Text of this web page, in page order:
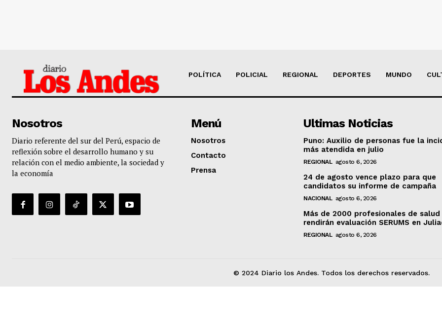
POLÍTICA POLICIAL REGIONAL DEPORTES MUNDO
Nosotros
Diario referente del sur del Perú, espacio de
reflexión sobre el desarrollo humano y su
relación con el medio ambiente, la sociedad y
la economía
Menú
Nosotros
Contacto
Prensa
Ultimas Noticias
Puno: Auxilio de personas fue la
más atendida en julio
REGIONAL agosto 6, 2026
24 de agosto vence plazo para que
candidatos su informe de campaña
NACIONAL agosto 6, 2026
Más de 2000 profesionales de salud
rendirán evaluación SERUMS en
REGIONAL agosto 6, 2026
© 2024 Diario los Andes. Todos los derechos reservados.